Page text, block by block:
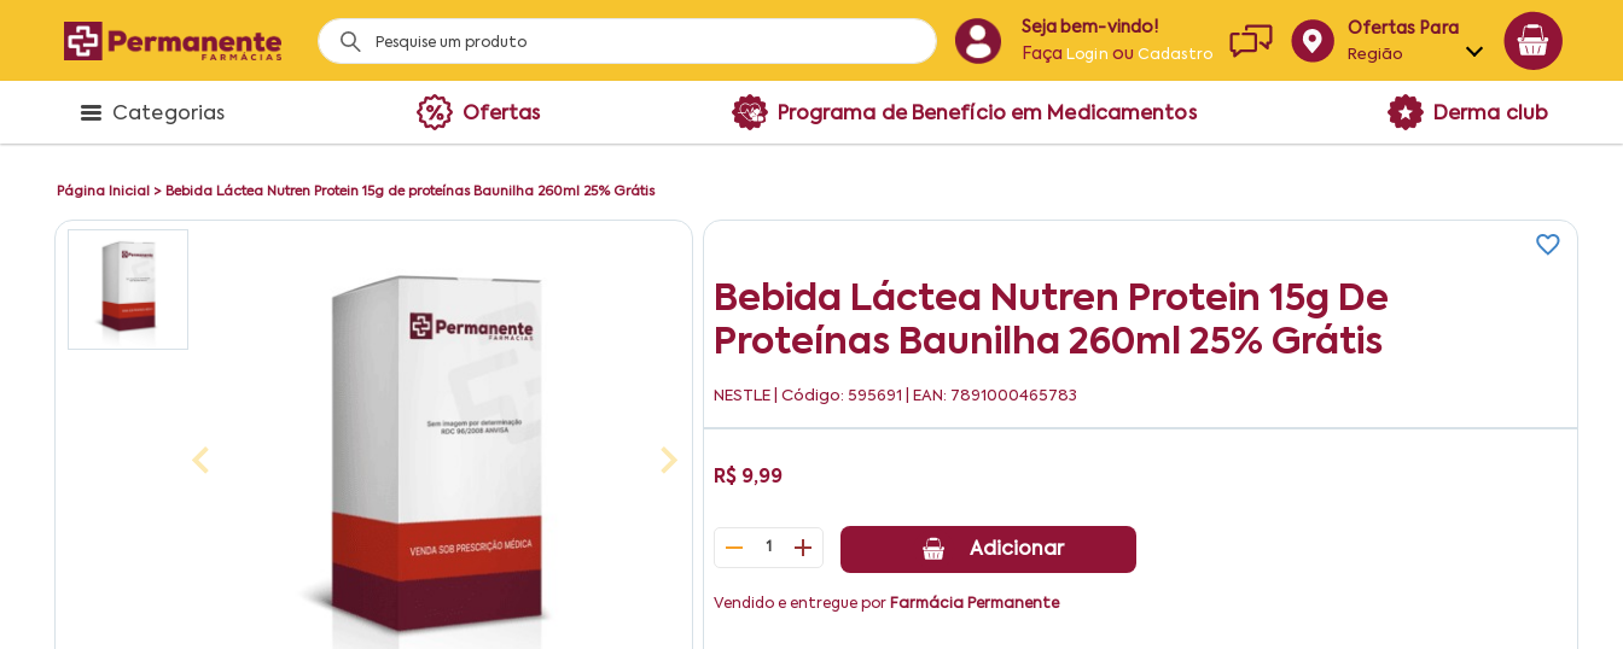
Seja bem-vindo!
Faça Login ouCadastro
Ofertas Para
Região
Alagoas
Categorias Ofertas Programa de Benefício em Medicamentos Derma club
Página Inicial > Bebida Láctea Nutren Protein 15g de proteínas Baunilha 260ml 25% Grátis
Bebida Láctea Nutren Protein 15g De
Proteínas Baunilha 260ml 25% Grátis
NESTLE | Código: 595691 | EAN: 7891000465783
R$ 9,99
1 Adicionar
Vendido e entregue por Farmácia Permanente